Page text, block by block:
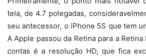
tela, de 4.7 polegadas,
seu antecessor, o iPhone 5S que tem
A Apple passou da Retina para a
contas é a resolução HD, que fica